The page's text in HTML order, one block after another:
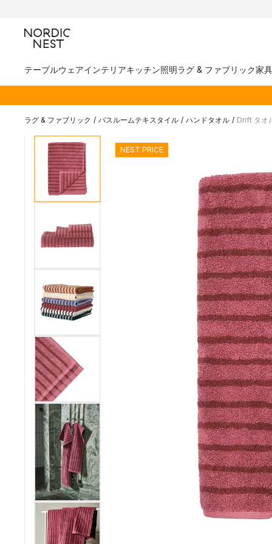
テーブルウェアインテリアキッチン照明ラグ & ファブリック家具
ラグ & ファブリック / バスルームテキスタイル / ハンドタオル / Drift タオ
NEST PRICE